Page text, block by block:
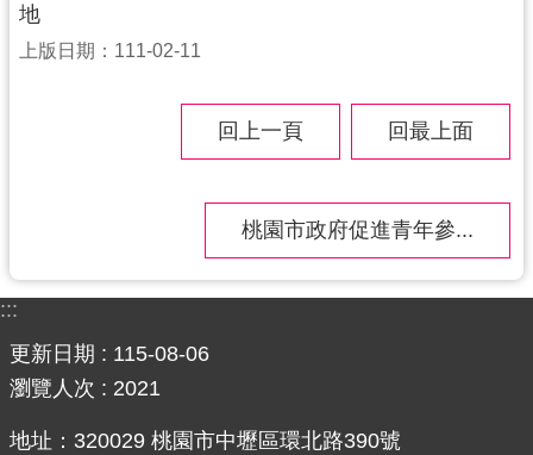
隱
私
全
政
政
網
地
上版日期：111-02-11
回上一頁 回最上面
桃園市政府促進青年參...
:::
更新日期
115-08-06
瀏覽人次
2021
地址：320029 桃園市中壢區環北路390號